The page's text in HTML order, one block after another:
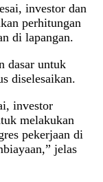
investor dan
perhitungan
di lapangan.
dasar untuk
diselesaikan.
investor
melakukan
pekerjaan di
jelas